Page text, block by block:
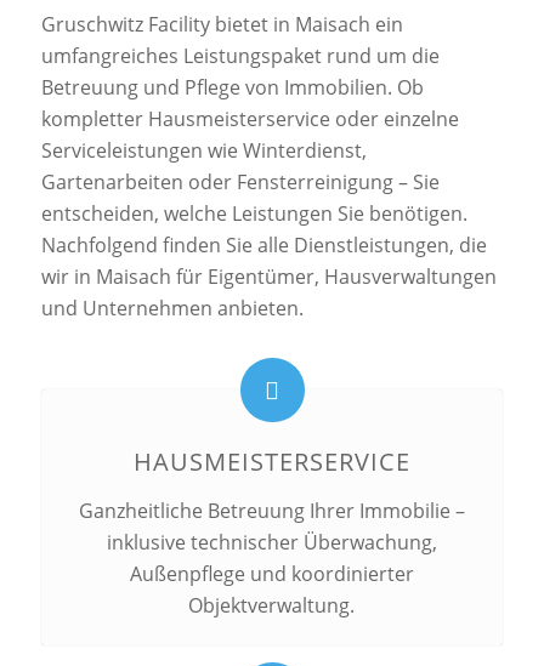
Gruschwitz Facility bietet in Maisach ein
umfangreiches Leistungspaket rund um die
Betreuung und Pflege von Immobilien. Ob
kompletter Hausmeisterservice oder einzelne
Serviceleistungen wie Winterdienst,
Gartenarbeiten oder Fensterreinigung – Sie
entscheiden, welche Leistungen Sie benötigen.
Nachfolgend finden Sie alle Dienstleistungen, die
wir in Maisach für Eigentümer, Hausverwaltungen
und Unternehmen anbieten.
HAUSMEISTERSERVICE
Ganzheitliche Betreuung Ihrer Immobilie –
inklusive technischer Überwachung,
Außenpflege und koordinierter
Objektverwaltung.